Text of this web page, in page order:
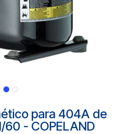
para 404A de
60 - COPELAND